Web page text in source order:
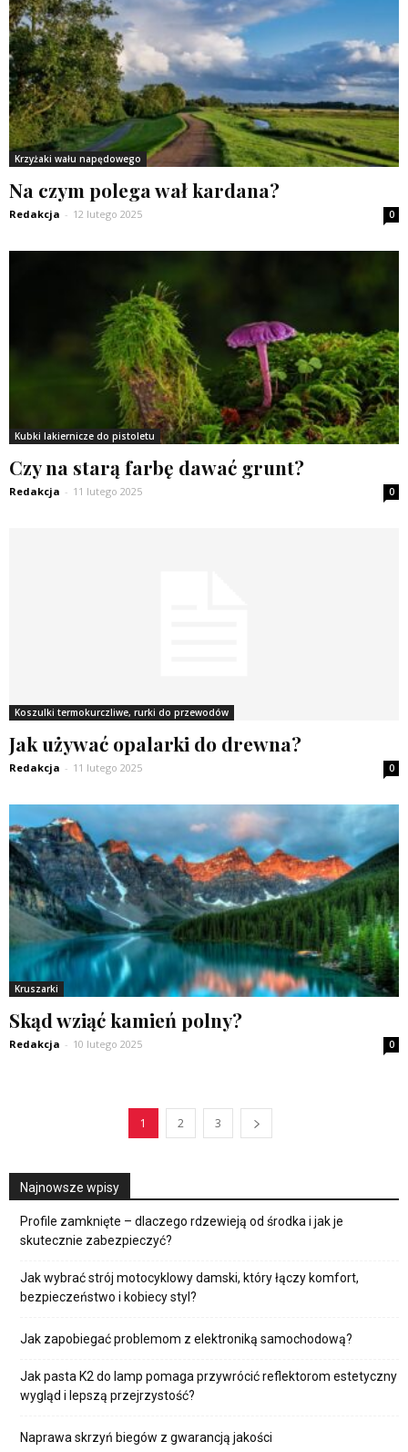
Krzyżaki wału napędowego
Na czym polega wał kardana?
Redakcja - 12 lutego 2025 0
Kubki lakiernicze do pistoletu
Czy na starą farbę dawać grunt?
Redakcja - 11 lutego 2025 0
Koszulki termokurczliwe, rurki do przewodów
Jak używać opalarki do drewna?
Redakcja - 11 lutego 2025 0
Kruszarki
Skąd wziąć kamień polny?
Redakcja - 10 lutego 2025 0
1 2 3
Najnowsze wpisy
Profile zamknięte – dlaczego rdzewieją od środka i jak je
skutecznie zabezpieczyć?
Jak wybrać strój motocyklowy damski, który łączy komfort,
bezpieczeństwo i kobiecy styl?
Jak zapobiegać problemom z elektroniką samochodową?
Jak pasta K2 do lamp pomaga przywrócić reflektorom estetyczny
wygląd i lepszą przejrzystość?
Naprawa skrzyń biegów z gwarancją jakości